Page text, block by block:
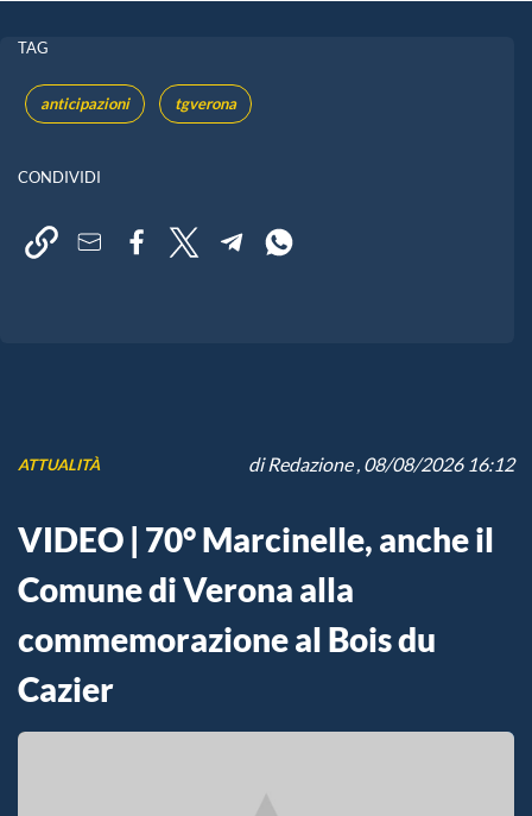
TAG
anticipazioni tgverona
CONDIVIDI
ATTUALITÀ diRedazione, 08/08/2026 16:12
VIDEO | 70° Marcinelle, anche il
Comune di Verona alla
commemorazione al Bois du
Cazier